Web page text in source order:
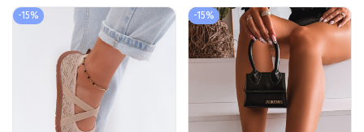
-15% -15%